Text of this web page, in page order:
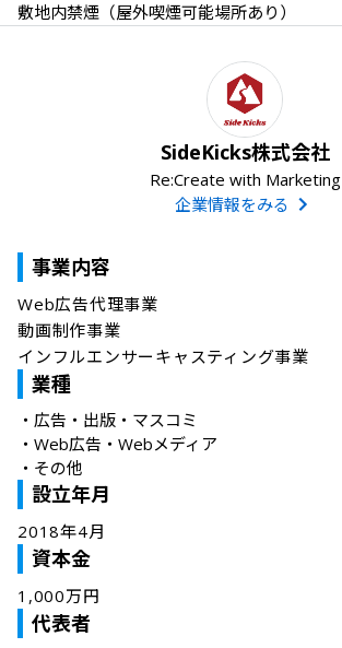
敷地内禁煙（屋外喫煙可能場所あり）
SideKicks株式会社
Re:Create with Marketing
企業情報をみる
事業内容
Web広告代理事業
動画制作事業
業種
・ 広告・出版・マスコミ
・ Web広告・Webメディア
・ その他
設立年月
2018年4月
資本金
1,000万円
代表者